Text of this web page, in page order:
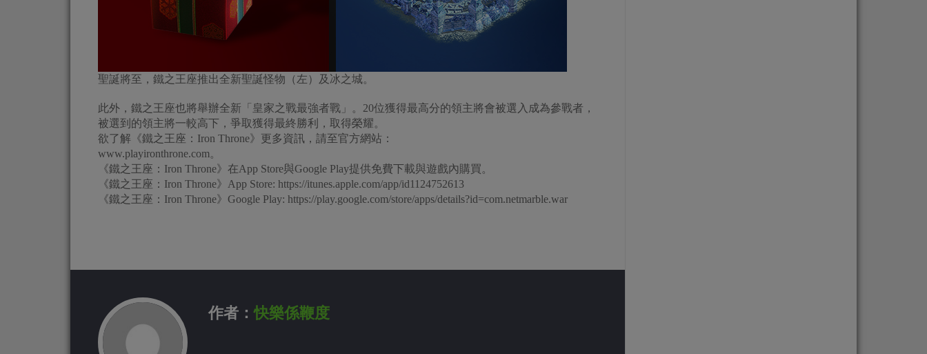
聖誕將至，鐵之王座推出全新聖誕怪物（左）及冰之城。
此外，鐵之王座也將舉辦全新「皇家之戰最強者戰」。20位獲得最高分的領主將會被選入成為參戰者，
被選到的領主將一較高下，爭取獲得最終勝利，取得榮耀。
欲了解《鐵之王座：Iron Throne》更多資訊，請至官方網站：
www.playironthrone.com。
《鐵之王座：Iron Throne》在App Store與Google Play提供免費下載與遊戲內購買。
《鐵之王座：Iron Throne》App Store: https://itunes.apple.com/app/id1124752613
《鐵之王座：Iron Throne》Google Play: https://play.google.com/store/apps/details?id=com.netmarble.war
作者：快樂係鞭度